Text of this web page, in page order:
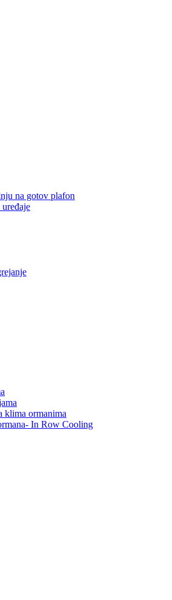
na gotov plafon
klima ormanima
In Row Cooling